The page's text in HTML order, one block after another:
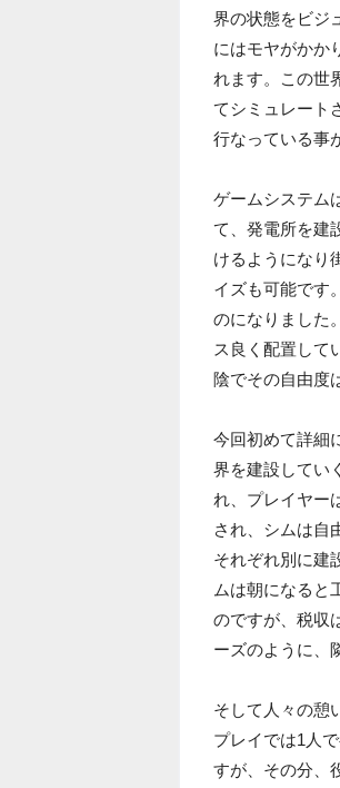
界の状態をビジ
にはモヤがかか
れます。この世
てシミュレート
行なっている事
ゲームシステム
て、発電所を建
けるようになり
イズも可能です
のになりました
ス良く配置して
陰でその自由度
今回初めて詳細
界を建設してい
れ、プレイヤー
され、シムは自
それぞれ別に建
ムは朝になると
のですが、税収
ーズのように、
そして人々の憩
プレイでは1人
すが、その分、